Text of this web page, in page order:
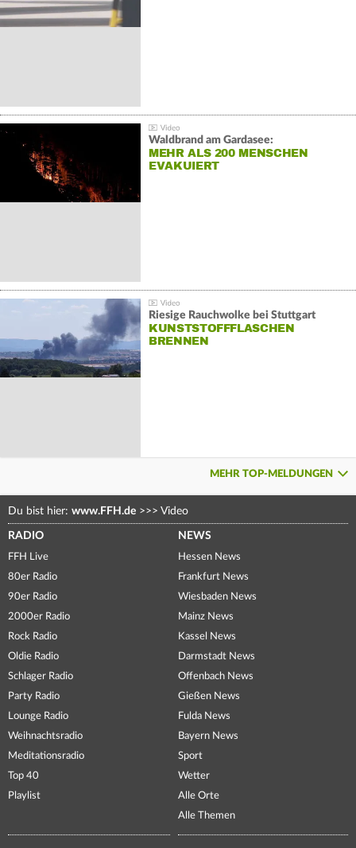
Waldbrand am Gardasee:
MEHR ALS 200 MENSCHEN
EVAKUIERT
Riesige Rauchwolke bei Stuttgart
KUNSTSTOFFFLASCHEN
BRENNEN
MEHR TOP-MELDUNGEN
Du bist hier: www.FFH.de >>> Video
RADIO
FFH Live
80er Radio
90er Radio
2000er Radio
Rock Radio
Oldie Radio
Schlager Radio
Party Radio
Lounge Radio
Weihnachtsradio
Meditationsradio
Top 40
Playlist
NEWS
Hessen News
Frankfurt News
Wiesbaden News
Mainz News
Kassel News
Darmstadt News
Offenbach News
Gießen News
Fulda News
Bayern News
Sport
Wetter
Alle Orte
Alle Themen